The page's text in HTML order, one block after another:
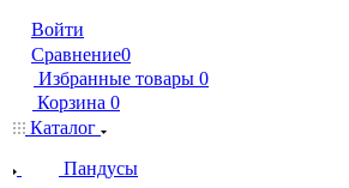
Войти
Сравнение0
Избранные товары 0
Корзина 0
Каталог
Пандусы